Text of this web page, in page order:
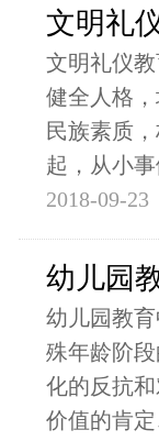
文明礼
文明礼仪
健全人格
民族素质
起，从小
2018-09-23
幼儿园
幼儿园教
殊年龄阶
化的反抗
价值的肯